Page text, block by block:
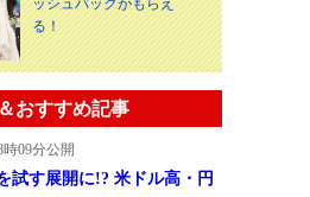
る！
おすすめ記事
時09分公開
試す展開に!? 米ドル高・円